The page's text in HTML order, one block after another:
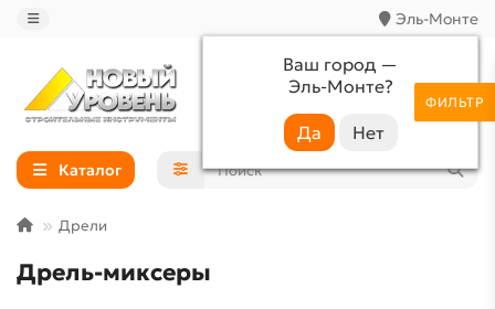
ФИЛЬТР
Эль-Монте
Ваш город —
Эль-Монте?
+7 (988) 233-44-52
Каталог
Дрели
Дрель-миксеры